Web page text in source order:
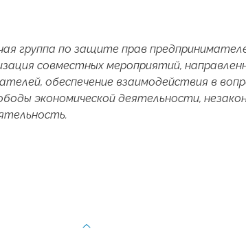
группа по защите прав
совместных мероприятий,
обеспечение взаимодействия в
экономической деятельности,